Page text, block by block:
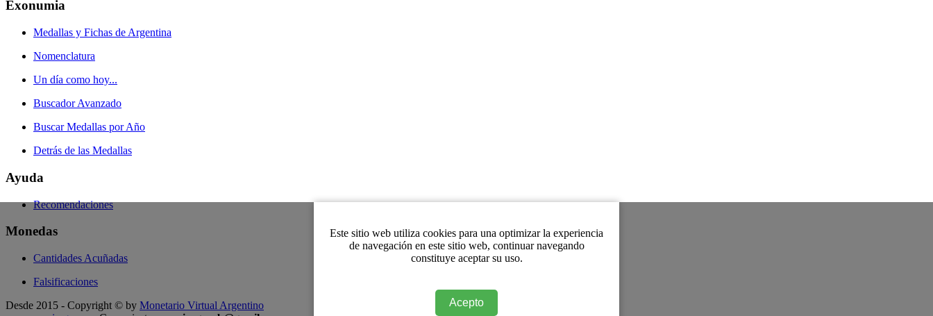
Este sitio web utiliza cookies para una optimizar la experiencia
de navegación en este sitio web, continuar navegando
constituye aceptar su uso.
Acepto
Exonumia
Medallas y Fichas de Argentina
Nomenclatura
Un día como hoy...
Buscador Avanzado
Buscar Medallas por Año
Detrás de las Medallas
Ayuda
Recomendaciones
Monedas
Cantidades Acuñadas
Falsificaciones
Desde 2015 - Copyright © by Monetario Virtual Argentino